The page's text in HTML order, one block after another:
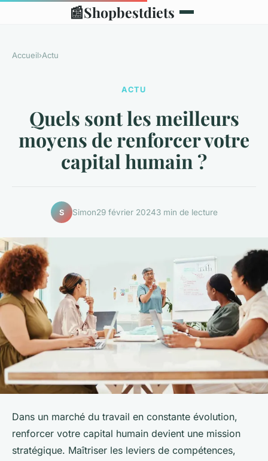
📰Shopbestdiets
Accueil›Actu
ACTU
Quels sont les meilleurs
moyens de renforcer votre
capital humain ?
S Simon29 février 20243 min de lecture
Dans un marché du travail en constante évolution,
renforcer votre capital humain devient une mission
stratégique. Maîtriser les leviers de compétences,